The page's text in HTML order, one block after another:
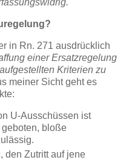
in Rn. 271 ausdrücklich
einer Ersatzregelung
Kriterien zu
meiner Sicht geht es
U-Ausschüssen ist
bloße
den Zutritt auf jene